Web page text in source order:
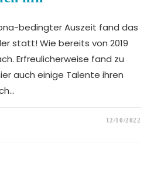
bedingter Auszeit fand das
statt! Wie bereits von 2019
Erfreulicherweise fand zu
auch einige Talente ihren
12/10/2022